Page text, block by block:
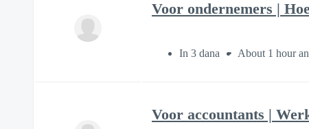
Voor ondernemers |
In 3 dana About 1 hour
Voor accountants |